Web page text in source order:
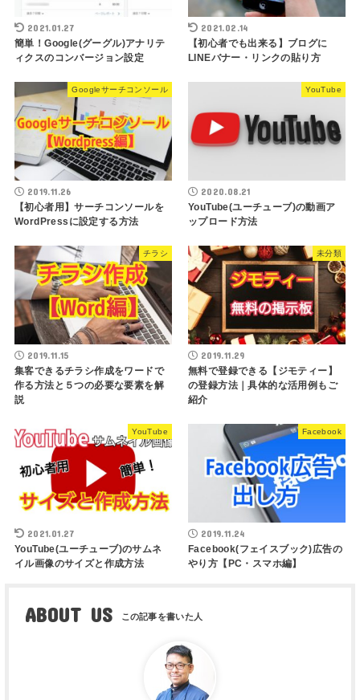
2021.01.27
簡単！Google(グーグル)アナリテ
ィクスのコンバージョン設定
2021.02.14
【初心者でも出来る】ブログに
LINEバナー・リンクの貼り方
Googleサーチコンソール
2019.11.26
【初心者用】サーチコンソールを
WordPressに設定する方法
YouTube
2020.08.21
YouTube(ユーチューブ)の動画ア
ップロード方法
チラシ
2019.11.15
集客できるチラシ作成をワードで
作る方法と５つの必要な要素を解
説
未分類
2019.11.29
無料で登録できる【ジモティー】
の登録方法｜具体的な活用例もご
紹介
YouTube
2021.01.27
YouTube(ユーチューブ)のサムネ
イル画像のサイズと作成方法
Facebook
2019.11.24
Facebook(フェイスブック)広告の
やり方【PC・スマホ編】
ABOUT US